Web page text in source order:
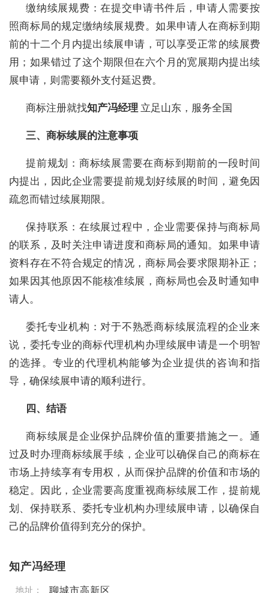
缴纳续展规费：在提交申请书件后，申请人需要按
照商标局的规定缴纳续展规费。如果申请人在商标到期
前的十二个月内提出续展申请，可以享受正常的续展费
用；如果错过了这个期限但在六个月的宽展期内提出续
展申请，则需要额外支付延迟费。
商标注册就找知产冯经理 立足山东，服务全国
三、商标续展的注意事项
提前规划：商标续展需要在商标到期前的一段时间
内提出，因此企业需要提前规划好续展的时间，避免因
疏忽而错过续展期限。
保持联系：在续展过程中，企业需要保持与商标局
的联系，及时关注申请进度和商标局的通知。如果申请
资料存在不符合规定的情况，商标局会要求限期补正；
如果因其他原因不能核准续展，商标局也会及时通知申
请人。
委托专业机构：对于不熟悉商标续展流程的企业来
说，委托专业的商标代理机构办理续展申请是一个明智
的选择。专业的代理机构能够为企业提供的咨询和指
导，确保续展申请的顺利进行。
四、结语
商标续展是企业保护品牌价值的重要措施之一。通
过及时办理商标续展手续，企业可以确保自己的商标在
市场上持续享有专用权，从而保护品牌的价值和市场的
稳定。因此，企业需要高度重视商标续展工作，提前规
划、保持联系、委托专业机构办理续展申请，以确保自
己的品牌价值得到充分的保护。
知产冯经理
地址： 聊城市高新区